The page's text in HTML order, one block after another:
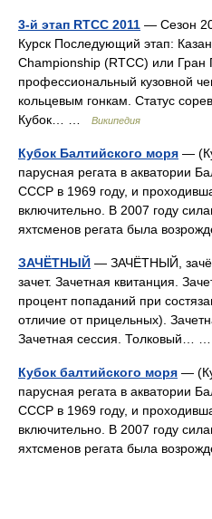
3-й этап RTCC 2011 — Сезон
Курск Последующий этап:
Championship (RTCC) или Гран
профессиональный кузовной
кольцевым гонкам. Статус
Кубок… …
Википедия
Кубок Балтийского моря —
парусная регата в акватории
СССР в 1969 году, и
включительно. В 2007 году
яхтсменов регата была
ЗАЧЁТНЫЙ — ЗАЧЁТНЫЙ,
зачет. Зачетная квитанция.
процент попаданий при
отличие от прицельных).
Зачетная сессия. Толковый…
Кубок балтийского моря —
парусная регата в акватории
СССР в 1969 году, и
включительно. В 2007 году
яхтсменов регата была